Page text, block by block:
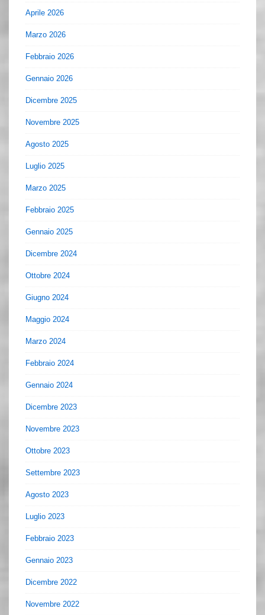
Aprile 2026
Marzo 2026
Febbraio 2026
Gennaio 2026
Dicembre 2025
Novembre 2025
Agosto 2025
Luglio 2025
Marzo 2025
Febbraio 2025
Gennaio 2025
Dicembre 2024
Ottobre 2024
Giugno 2024
Maggio 2024
Marzo 2024
Febbraio 2024
Gennaio 2024
Dicembre 2023
Novembre 2023
Ottobre 2023
Settembre 2023
Agosto 2023
Luglio 2023
Febbraio 2023
Gennaio 2023
Dicembre 2022
Novembre 2022